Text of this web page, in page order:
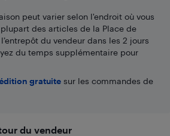
peut varier selon l'endroit où vous
des articles de la Place de
du vendeur dans les 2 jours
du temps supplémentaire pour
gratuite sur les commandes de
du vendeur